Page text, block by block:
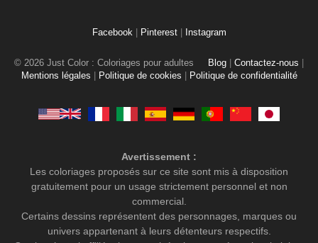
Facebook Pinterest Instagram
© 2026 Just Color : Coloriages pour adultes Blog Contactez-nous
Mentions légales
Politique de cookies Politique de confidentialité
Avertissement :
Les coloriages proposés sur ce site sont mis à disposition
gratuitement pour un usage strictement personnel et non
commercial.
Certains dessins représentent des personnages, marques ou
univers appartenant à leurs détenteurs respectifs.